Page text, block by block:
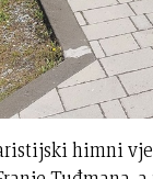
himni